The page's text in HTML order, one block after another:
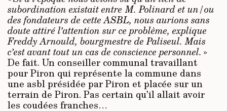
subordination existait entre M. Polinard et un/ou
des fondateurs de cette ASBL, nous aurions sans
doute attiré l’attention sur ce problème, explique
Freddy Arnould, bourgmestre de Paliseul. Mais
c’est avant tout un cas de conscience personnel. »
De fait. Un conseiller communal travaillant
pour Piron qui représente la commune dans
une asbl présidée par Piron et placée sur un
terrain de Piron. Pas certain qu’il allait avoir
les coudées franches…